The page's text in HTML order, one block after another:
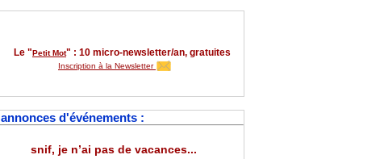
Le "Petit Mot" : 10 micro-newsletter/an, gratuites
Inscription à la Newsletter
annonces d'événements :
snif, je n’ai pas de vacances...